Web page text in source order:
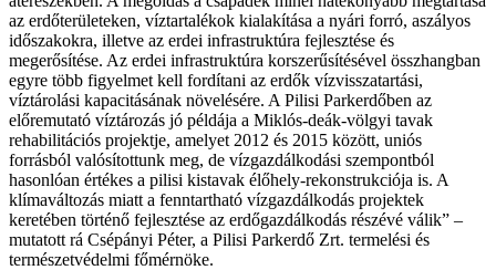
az erdőterületeken, víztartalékok kialakítása a nyári forró, aszályos
időszakokra, illetve az erdei infrastruktúra fejlesztése és
megerősítése. Az erdei infrastruktúra korszerűsítésével összhangban
egyre több figyelmet kell fordítani az erdők vízvisszatartási,
víztárolási kapacitásának növelésére. A Pilisi Parkerdőben az
előremutató víztározás jó példája a Miklós-deák-völgyi tavak
rehabilitációs projektje, amelyet 2012 és 2015 között, uniós
forrásból valósítottunk meg, de vízgazdálkodási szempontból
hasonlóan értékes a pilisi kistavak élőhely-rekonstrukciója is. A
klímaváltozás miatt a fenntartható vízgazdálkodás projektek
keretében történő fejlesztése az erdőgazdálkodás részévé válik” –
mutatott rá Csépányi Péter, a Pilisi Parkerdő Zrt. termelési és
természetvédelmi főmérnöke.